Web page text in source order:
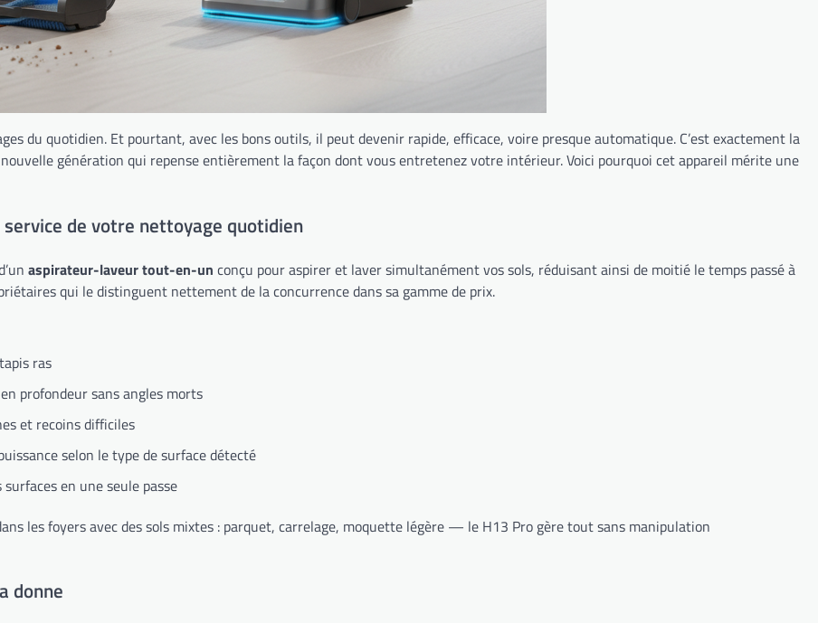
du quotidien. Et pourtant, avec les bons outils, il peut devenir rapide, efficace, voire presque automatique. C’est exactement la
génération qui repense entièrement la façon dont vous entretenez votre intérieur. Voici pourquoi cet appareil mérite une
service de votre nettoyage quotidien
aspirateur-laveur tout-en-un conçu pour aspirer et laver simultanément vos sols, réduisant ainsi de moitié le temps passé à
qui le distinguent nettement de la concurrence dans sa gamme de prix.
ras
profondeur sans angles morts
et recoins difficiles
selon le type de surface détecté
en une seule passe
les foyers avec des sols mixtes : parquet, carrelage, moquette légère — le H13 Pro gère tout sans manipulation
donne